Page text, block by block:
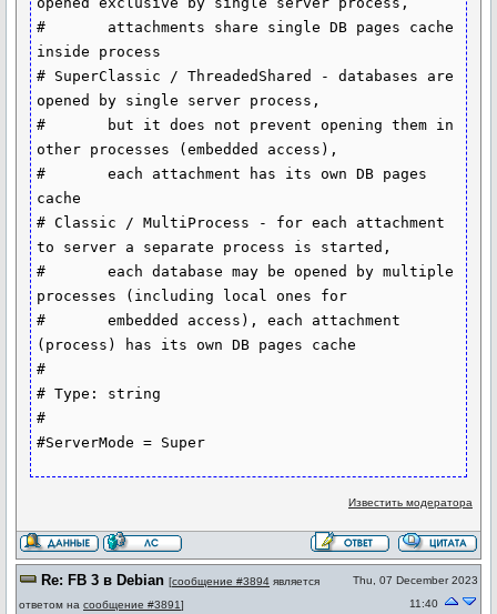
#       attachments share single DB pages cache
inside process
# SuperClassic / ThreadedShared - databases are
opened by single server process,
#       but it does not prevent opening them in
other processes (embedded access),
#       each attachment has its own DB pages
cache
# Classic / MultiProcess - for each attachment
to server a separate process is started,
#       each database may be opened by multiple
processes (including local ones for
#       embedded access), each attachment
(process) has its own DB pages cache
#
# Type: string
#
Известить модератора
Re: FB 3 в Debian [сообщение #3894 является
ответом на сообщение #3891]
Thu, 07 December 2023
11:40